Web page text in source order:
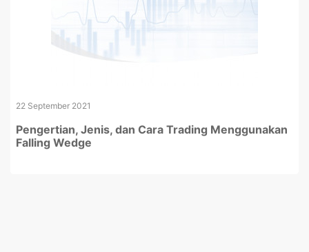
22 September 2021
Pengertian, Jenis, dan Cara Trading Menggunakan
Falling Wedge